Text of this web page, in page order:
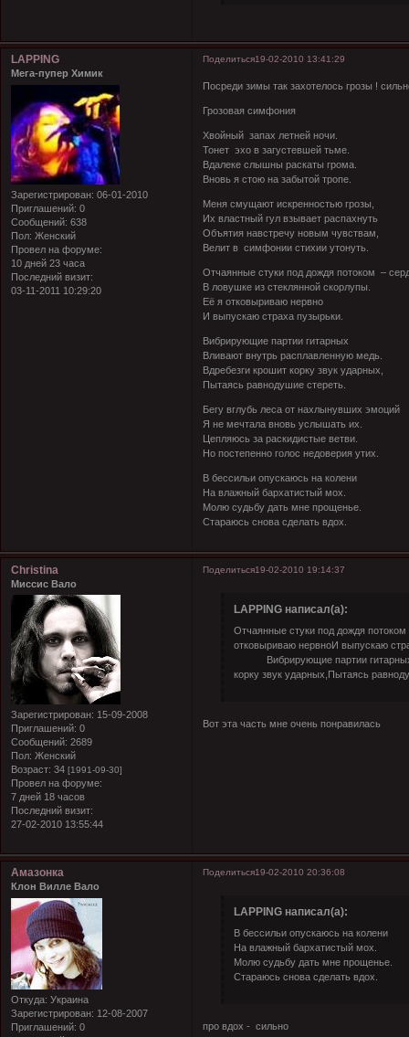
Поделиться19-02-2010 13:41:29
LAPPING
Мега-пупер Химик
Зарегистрирован: 06-01-2010
Приглашений: 0
Сообщений: 638
Пол: Женский
Провел на форуме:
10 дней 23 часа
Последний визит:
03-11-2011 10:29:20
Посреди зимы так захотелось грозы !
Грозовая симфония
Хвойный запах летней ночи.
Тонет эхо в загустевшей тьме.
Вдалеке слышны раскаты грома.
Вновь я стою на забытой тропе.
Меня смущают искренностью грозы,
Их властный гул взывает распахнуть
Объятия навстречу новым чувствам,
Велит в симфонии стихии утонуть.
Отчаянные стуки под дождя потоком –
В ловушке из стеклянной скорлупы.
Её я отковыриваю нервно
И выпускаю страха пузырьки.
Вибрирующие партии гитарных
Вливают внутрь расплавленную медь.
Вдребезги крошит корку звук ударных,
Пытаясь равнодушие стереть.
Бегу вглубь леса от нахлынувших эмоций
Я не мечтала вновь услышать их.
Цепляюсь за раскидистые ветви.
Но постепенно голос недоверия утих.
В бессильи опускаюсь на колени
На влажный бархатистый мох.
Молю судьбу дать мне прощенье.
Стараюсь снова сделать вдох.
Поделиться19-02-2010 19:14:37
Christina
Миссис Вало
Зарегистрирован: 15-09-2008
Приглашений: 0
Сообщений: 2689
Пол: Женский
Возраст: 34 [1991-09-30]
Провел на форуме:
7 дней 18 часов
Последний визит:
27-02-2010 13:55:44
LAPPING написал(а):
Отчаянные стуки под дождя
отковыриваю нервноИ выпускаю
Вибрирующие партии гитарных
корку звук ударных,Пытаясь
Вот эта часть мне очень понравилась
Поделиться19-02-2010 20:36:08
Амазонка
Клон Вилле Вало
Откуда: Украина
Зарегистрирован: 12-08-2007
Приглашений: 0
LAPPING написал(а):
В бессильи опускаюсь на колени
На влажный бархатистый мох.
Молю судьбу дать мне прощенье.
Стараюсь снова сделать вдох.
про вдох - сильно